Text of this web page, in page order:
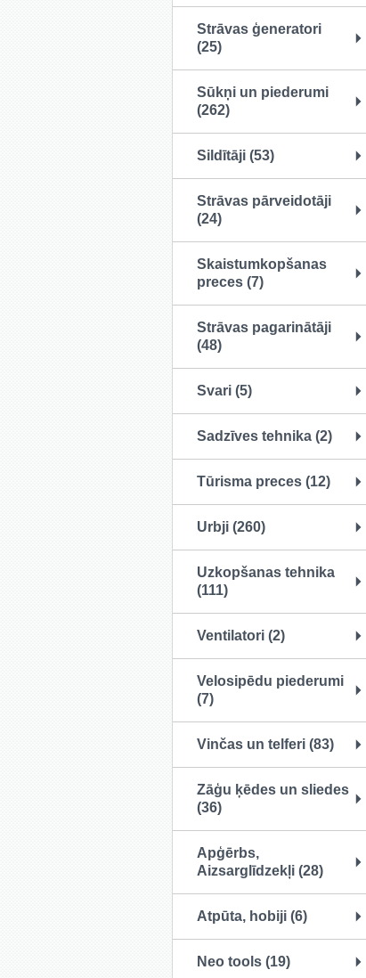
Strāvas ģeneratori
(25)
Sūkņi un piederumi
(262)
Sildītāji (53)
Strāvas pārveidotāji
(24)
Skaistumkopšanas
preces (7)
Strāvas pagarinātāji
(48)
Svari (5)
Sadzīves tehnika (2)
Tūrisma preces (12)
Urbji (260)
Uzkopšanas tehnika
(111)
Ventilatori (2)
Velosipēdu piederumi
(7)
Vinčas un telferi (83)
Zāģu ķēdes un sliedes
(36)
Apģērbs,
Aizsarglīdzekļi (28)
Atpūta, hobiji (6)
Neo tools (19)